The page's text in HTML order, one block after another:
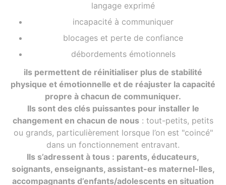
langage exprimé
incapacité à communiquer
blocages et perte de confiance
débordements émotionnels
ils permettent de réinitialiser plus de stabilité
physique et émotionnelle et de réajuster la capacité
propre à chacun de communiquer.
Ils sont des clés puissantes pour installer le
changement en chacun de nous : tout-petits, petits
ou grands, particulièrement lorsque l’on est "coincé"
dans un fonctionnement entravant.
Ils s’adressent à tous : parents, éducateurs,
soignants, enseignants, assistant-es maternel-lles,
accompagnants d’enfants/adolescents en situation